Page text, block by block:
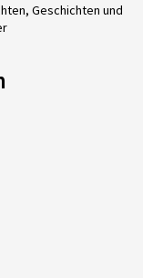
Geschichten und